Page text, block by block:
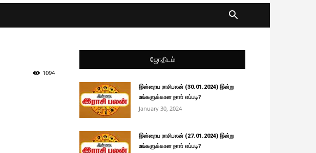
1094
ஜோதிடம்
இன்றைய ராசிபலன் (30.01.2024) இன்று
உங்களுக்கான நாள் எப்படி?
January 30, 2024
இன்றைய ராசிபலன் (27.01.2024) இன்று
உங்களுக்கான நாள் எப்படி?